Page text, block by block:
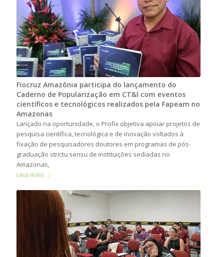
Fiocruz Amazônia participa do lançamento do
Caderno de Popularização em CT&I com eventos
científicos e tecnológicos realizados pela Fapeam no
Amazonas
Lançado na oportunidade, o Profix objetiva apoiar projetos de
pesquisa científica, tecnológica e de inovação voltados à
fixação de pesquisadores doutores em programas de pós-
graduação strictu sensu de instituições sediadas no
Amazonas,
Leia mais